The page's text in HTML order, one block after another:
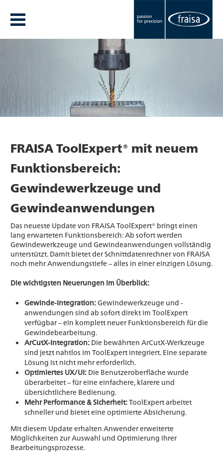
FRAISA ToolExpert® mit neuem
Funktionsbereich:
Gewindewerkzeuge und
Gewindeanwendungen
Das neueste Update von FRAISA ToolExpert® bringt einen
lang erwarteten Funktionsbereich: Ab sofort werden
Gewindewerkzeuge und Gewindeanwendungen vollständig
unterstützt. Damit bietet der Schnittdatenrechner von FRAISA
noch mehr Anwendungstiefe – alles in einer einzigen Lösung.
Die wichtigsten Neuerungen im Überblick:
Gewinde-Integration:Gewindewerkzeuge und -
anwendungen sind ab sofort direkt im ToolExpert
verfügbar – ein komplett neuer Funktionsbereich für die
Gewindebearbeitung.
ArCutX-Integration: Die bewährten ArCutX-Werkzeuge
sind jetzt nahtlos im ToolExpert integriert. Eine separate
Lösung ist nicht mehr erforderlich.
Optimiertes UX/UI: Die Benutzeroberfläche wurde
überarbeitet – für eine einfachere, klarere und
übersichtlichere Bedienung.
Mehr Performance & Sicherheit:ToolExpert arbeitet
schneller und bietet eine optimierte Absicherung.
Mit diesem Update erhalten Anwender erweiterte
Möglichkeiten zur Auswahl und Optimierung ihrer
Bearbeitungsprozesse.